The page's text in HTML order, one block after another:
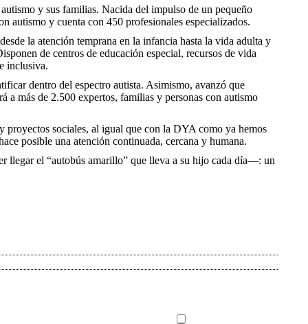
y sus familias. Nacida del impulso de un pequeño
autismo y cuenta con 450 profesionales especializados.
la atención temprana en la infancia hasta la vida adulta y
de centros de educación especial, recursos de vida
inclusiva.
dentro del espectro autista. Asimismo, avanzó que
a más de 2.500 expertos, familias y personas con autismo
proyectos sociales, al igual que con la DYA como ya hemos
posible una atención continuada, cercana y humana.
llegar el “autobús amarillo” que lleva a su hijo cada día—: un